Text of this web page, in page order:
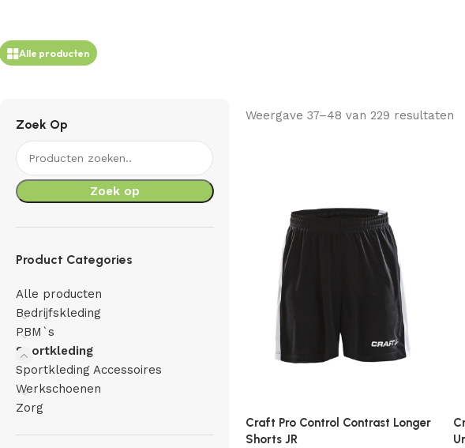
Alle producten
Zoek Op
Zoek op
Product Categories
Alle producten
Bedrijfskleding
PBM`s
Sportkleding
Sportkleding Accessoires
Werkschoenen
Zorg
Weergave 37–48 van 229 resultaten
Craft Pro Control Contrast Longer
Shorts JR